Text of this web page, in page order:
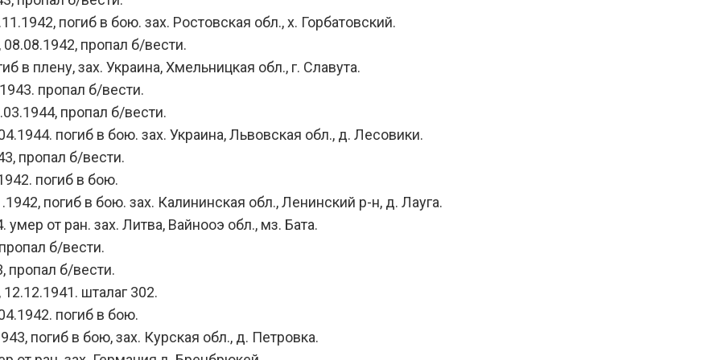
погиб в бою. зах. Ростовская обл., х. Горбатовский.
пропал б/вести.
плену, зах. Украина, Хмельницкая обл., г. Славута.
пропал б/вести.
пропал б/вести.
погиб в бою. зах. Украина, Львовская обл., д. Лесовики.
пропал б/вести.
погиб в бою.
погиб в бою. зах. Калининская обл., Ленинский р-н, д. Лауга.
от ран. зах. Литва, Вайнооэ обл., мз. Бата.
б/вести.
б/вести.
шталаг 302.
погиб в бою.
погиб в бою, зах. Курская обл., д. Петровка.